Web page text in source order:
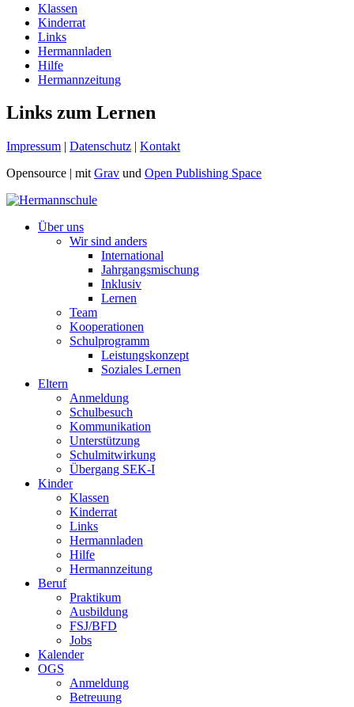
Klassen
Kinderrat
Links
Hermannladen
Hilfe
Hermannzeitung
Links zum Lernen
Impressum | Datenschutz | Kontakt
Opensource | mit Grav und Open Publishing Space
Über uns
Wir sind anders
International
Jahrgangsmischung
Inklusiv
Lernen
Team
Kooperationen
Schulprogramm
Leistungskonzept
Soziales Lernen
Eltern
Anmeldung
Schulbesuch
Kommunikation
Unterstützung
Schulmitwirkung
Übergang SEK-I
Kinder
Klassen
Kinderrat
Links
Hermannladen
Hilfe
Hermannzeitung
Beruf
Praktikum
Ausbildung
FSJ/BFD
Jobs
Kalender
OGS
Anmeldung
Betreuung